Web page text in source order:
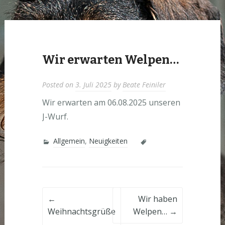
Wir erwarten Welpen…
Posted on 3. Juli 2025byBeate Feiniler
Wir erwarten am 06.08.2025 unseren
J-Wurf.
Allgemein, Neuigkeiten
Post
←
Weihnachtsgrüße
Wir haben
Welpen… →